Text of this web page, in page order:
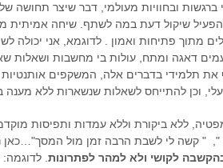
ובחוויות מעולמי, דבר שיצר תחושה של
שיקול דעת במה לשתף. שיחה אמיתית
מתוך פתיחות ואמון . לדוגמא, אני יכולה
דאגה ומתח, עולות בי מחשבות ושאלות
את תלמידי בדברים אלה, המשקפים אותנטיות
וכן להתייחס לשאלות שנשארות ללא מענה
ללא ביקורת וללא עמדות ותפיסות
" קשה לי לשבת הרבה זמן מול המסך"…כאן
לקושי ולא למהר לפתרונות. לדוגמה: